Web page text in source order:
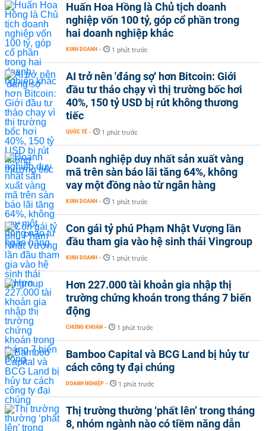
Huấn Hoa Hồng là Chủ tịch doanh
nghiệp vốn 100 tỷ, góp cổ phần trong
hai doanh nghiệp khác
KINH DOANH - 1 phút trước
AI trở nên 'đáng sợ' hơn Bitcoin: Giới
đầu tư tháo chạy vì thị trường bốc hơi
40%, 150 tỷ USD bị rút không thương
tiếc
QUỐC TẾ - 1 phút trước
Doanh nghiệp duy nhất sản xuất vàng
mã trên sàn báo lãi tăng 64%, không
vay một đồng nào từ ngân hàng
KINH DOANH - 1 phút trước
Con gái tỷ phú Phạm Nhật Vượng lần
đầu tham gia vào hệ sinh thái Vingroup
KINH DOANH - 1 phút trước
Hơn 227.000 tài khoản gia nhập thị
trường chứng khoán trong tháng 7 biến
động
CHỨNG KHOÁN - 1 phút trước
Bamboo Capital và BCG Land bị hủy tư
cách công ty đại chúng
DOANH NGHIỆP - 1 phút trước
Thị trường thường ‘phất lên’ trong tháng
8, nhóm ngành nào có tiềm năng dẫn